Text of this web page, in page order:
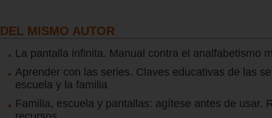
DEL MISMO AUTOR
La pantalla infinita. Manual contra el analfabetismo
Aprender con las series. Claves educativas de las
escuela y la familia
Familia, escuela y pantallas: agítese antes de usar.